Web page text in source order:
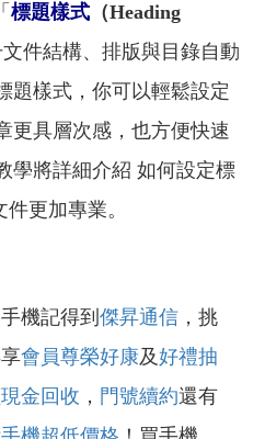
標題樣式 （Heading
文件結構、排版與目錄自動
題樣式，你可以輕鬆設定
更具層次感，也方便快速
學將詳細介紹 如何設定標
更加專業。
機記得到 傑昇通信 ，挑
會員尊榮好康及好禮抽
金回收 ， 門號續約還有